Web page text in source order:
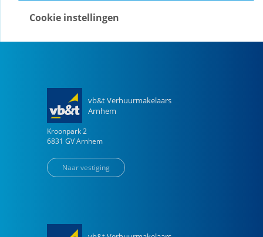
vb&t Verhuurmakelaars
Arnhem
Kroonpark 2
6831 GV Arnhem
Naar vestiging
Cookie instellingen